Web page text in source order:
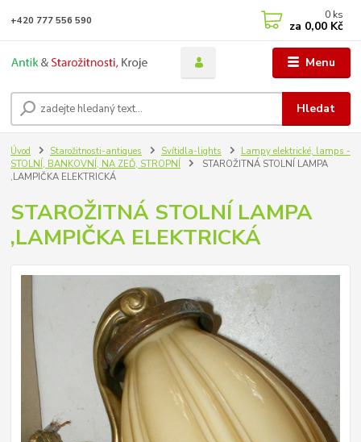
Menu
Hledat
+420 777 556 590 0 ks
za 0,00 Kč
Úvod Starožitnosti-antiques Svítidla-lights
Lampy elektrické, lamps -
STOLNÍ, BANKOVNÍ, NA ZEĎ, STROPNÍ
STAROŽITNÁ STOLNÍ LAMPA
,LAMPIČKA ELEKTRICKÁ
STAROŽITNÁ STOLNÍ LAMPA
,LAMPIČKA ELEKTRICKÁ